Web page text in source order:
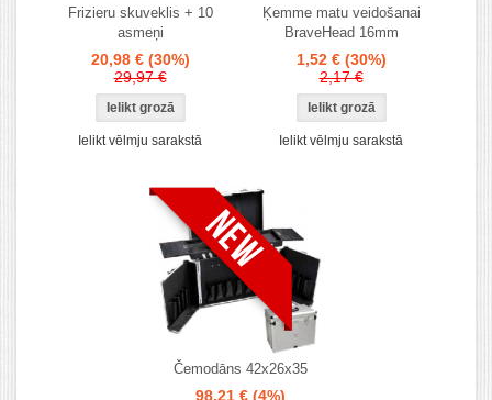
Frizieru skuveklis + 10
asmeņi
20,98 € (30%)
29,97 €
Ielikt vēlmju sarakstā
Ķemme matu veidošanai
BraveHead 16mm
1,52 € (30%)
2,17 €
Ielikt vēlmju sarakstā
Čemodāns 42x26x35
98,21 € (4%)